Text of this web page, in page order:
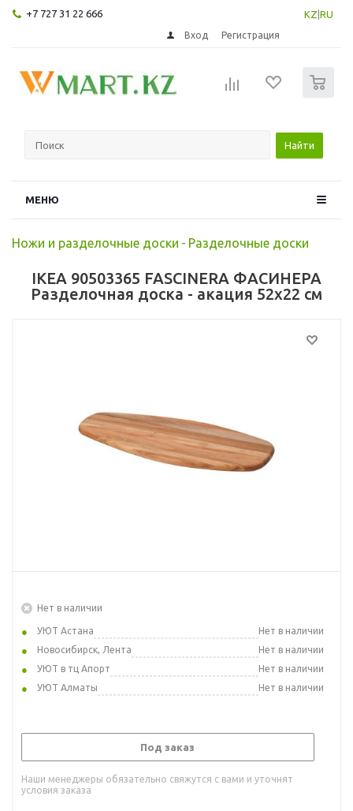
+7 727 31 22 666 KZ RU
Вход Регистрация
Найти
МЕНЮ
Ножи и разделочные доски - Разделочные доски
IKEA 90503365 FASCINERA ФАСИНЕРА
Разделочная доска - акация 52x22 см
Нет в наличии
УЮТ Астана
Нет в наличии
Новосибирск, Лента
Нет в наличии
УЮТ в тц Апорт
Нет в наличии
УЮТ Алматы
Нет в наличии
Под заказ
Наши менеджеры обязательно свяжутся с вами и уточнят
условия заказа